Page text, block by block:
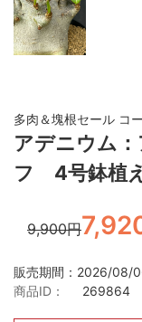
多肉＆塊根セール コ
アデニウム
フ 4号鉢植
9,900円
販売期間：2026/08/
商品ID：
269864